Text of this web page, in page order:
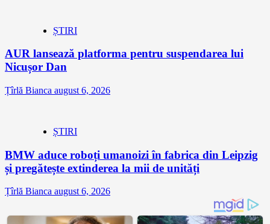
ȘTIRI
AUR lansează platforma pentru suspendarea lui
Nicușor Dan
Țîrlă Bianca august 6, 2026
ȘTIRI
BMW aduce roboți umanoizi în fabrica din Leipzig
și pregătește extinderea la mii de unități
Țîrlă Bianca august 6, 2026